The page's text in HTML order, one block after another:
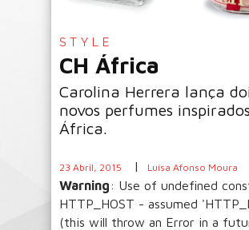
STYLE
CH África
Carolina Herrera lança
novos perfumes
África.
23 Abril, 2015 | Luísa Afonso Moura
Warning: Use of undefined
HTTP_HOST - assumed
(this will throw an Error in a